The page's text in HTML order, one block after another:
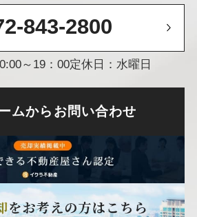
843-2800
～19：00定休日：水曜日
ムからお問い合わせ